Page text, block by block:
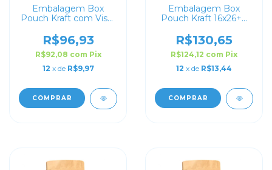
Embalagem Box
Pouch Kraft com Visor
R$96,93
R$92,08 com Pix
12 x de R$9,97
COMPRAR
Embalagem Box
Pouch Kraft 16x26+8
R$130,65
R$124,12 com Pix
12 x de R$13,44
COMPRAR